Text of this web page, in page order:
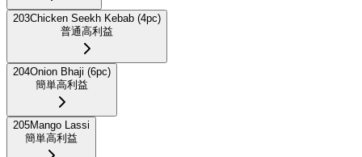
203Chicken Seekh Kebab (4pc)
普通高利益
204Onion Bhaji (6pc)
簡単高利益
205Mango Lassi
簡単高利益